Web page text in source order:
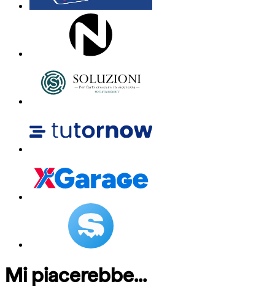
Mi piacerebbe...